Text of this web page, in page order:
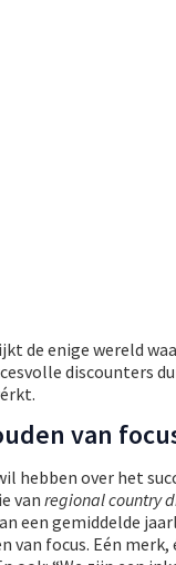
de enige wereld
discounters
van
hebben over het
van regional country
een gemiddelde
van focus. Eén